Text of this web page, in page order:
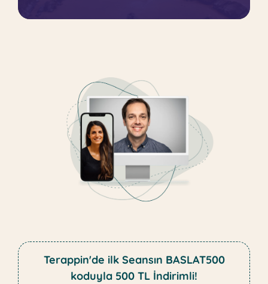
Terappin'de ilk Seansın BASLAT500
koduyla 500 TL İndirimli!